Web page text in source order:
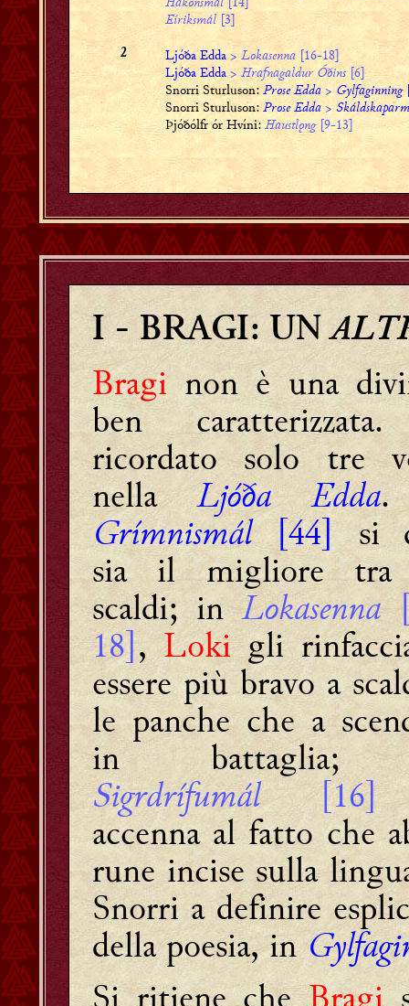
Eíriksmál [3]
2 Ljóða Edda > Lokasenna [16-18]
Ljóða Edda>Hrafnagaldur Óðins [6]
Snorri Sturluson: Prose Edda > Gylfaginning
Snorri Sturluson: Prose Edda >
Þjóðólfr ór Hvíni: Haustlǫng[9-13]
I - BRAGI: UN
Bragi non è una
ben
ricordato solo tre
nellaLjóða Edda.
Grímnismál[44] si
sia il migliore
scaldi; inLokasenna
18],Lokigli
essere più bravo a
le panche che a
in battaglia;
Sigrdrífumál[16]
accenna al fatto che
rune incise sulla
Snorri a definire
della poesia, in
Si ritiene cheBragi